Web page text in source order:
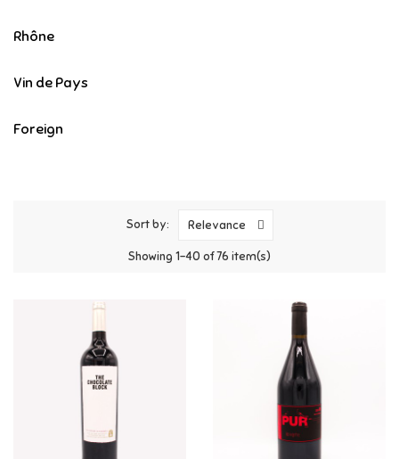
Rhône
Vin de Pays
Foreign
Sort by: Relevance
Showing 1-40 of 76 item(s)